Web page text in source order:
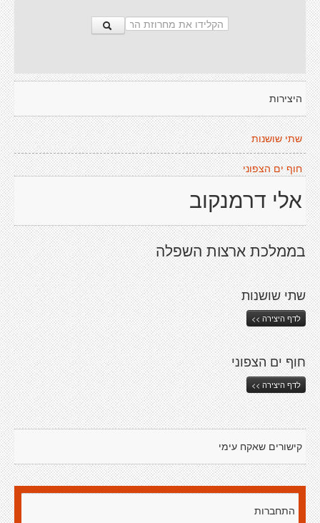
היצירות
שתי שושנות
חוף ים הצפוני
אלי דרמנקוב
בממלכת ארצות השפלה
שתי שושנות
לדף היצירה >>
חוף ים הצפוני
לדף היצירה >>
קישורים שאקח עימי
התחברות